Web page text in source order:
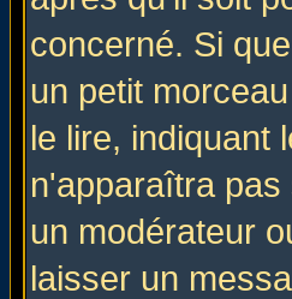
concerné. Si
un petit
le lire, indiquant
n'apparaîtra
un modérateur
laisser un